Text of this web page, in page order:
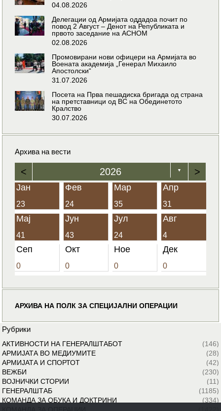
04.08.2026
Делегации од Армијата оддадоа почит по
повод 2 Август – Денот на Републиката и
првото заседание на АСНОМ
02.08.2026
Промовирани нови офицери на Армијата во
Воената академија „Генерал Михаило
Апостолски“
31.07.2026
Посета на Прва пешадиска бригада од страна
на претставници од ВС на Обединетото
Кралство
30.07.2026
Архива на вести
< 2026 ▼ >
Јан
23
Фев
24
Мар
35
Апр
31
Мај
41
Јун
43
Јул
24
Авг
4
Сеп
0
Окт
0
Ное
0
Дек
0
АРХИВА НА ПОЛК ЗА СПЕЦИЈАЛНИ ОПЕРАЦИИ
Рубрики
АКТИВНОСТИ НА ГЕНЕРАЛШТАБОТ
(146)
АРМИЈАТА ВО МЕДИУМИТЕ
(28)
АРМИЈАТА И СПОРТОТ
(42)
ВЕЖБИ
(230)
ВОЈНИЧКИ СТОРИИ
(11)
ГЕНЕРАЛШТАБ
(1185)
КОМАНДА ЗА ОБУКА И ДОКТРИНИ
(334)